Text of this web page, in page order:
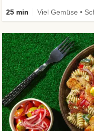
25 min